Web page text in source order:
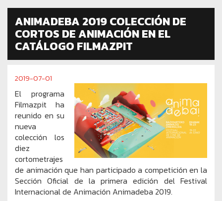
ANIMADEBA 2019 COLECCIÓN DE
CORTOS DE ANIMACIÓN EN EL
CATÁLOGO FILMAZPIT
2019-07-01
El programa
Filmazpit ha
reunido en su
nueva
colección los
diez
cortometrajes
de animación que han participado a competición en la
Sección Oficial de la primera edición del Festival
Internacional de Animación Animadeba 2019.